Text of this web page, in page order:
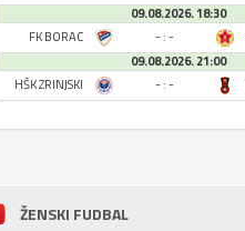
09.08.2026. 18:30
FK BORAC
- : -
09.08.2026. 21:00
HŠK ZRINJSKI
- : -
ŽENSKI FUDBAL